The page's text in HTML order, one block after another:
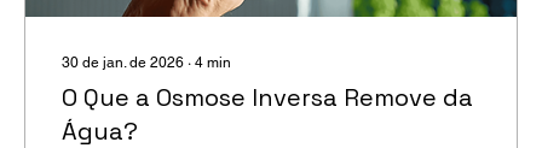
30 de jan. de 2026 ∙ 4 min
O Que a Osmose Inversa Remove da
Água?